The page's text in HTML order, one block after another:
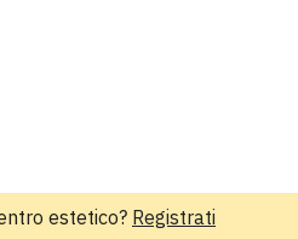
estetico? Registrati